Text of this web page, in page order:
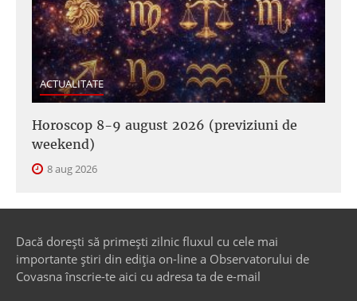
ACTUALITATE
Horoscop 8-9 august 2026 (previziuni de
weekend)
8 aug 2026
Dacă dorești să primești zilnic fluxul cu cele mai
importante știri din ediția on-line a Observatorului de
Covasna înscrie-te aici cu adresa ta de e-mail